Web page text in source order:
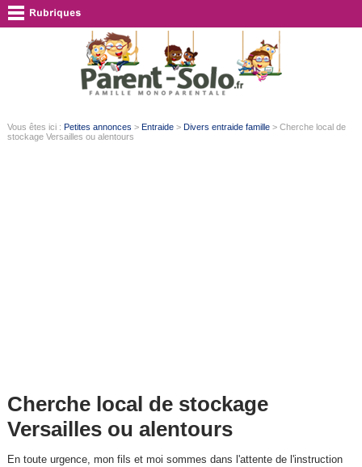
Vous êtes ici : Petites annonces > Entraide> Divers entraide famille> Cherche local de
stockage Versailles ou alentours
Cherche local de stockage
Versailles ou alentours
En toute urgence, mon fils et moi sommes dans l'attente de l'instruction